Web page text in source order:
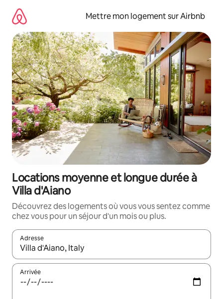
directement
contenu
Mettre mon logement sur Airbnb
Locations moyenne et longue durée à
Villa d'Aiano
Découvrez des logements où vous vous sentez comme
chez vous pour un séjour d'un mois ou plus.
Adresse
Lorsque les résultats s'affichent, utilisez les flèches vers le
Arrivée